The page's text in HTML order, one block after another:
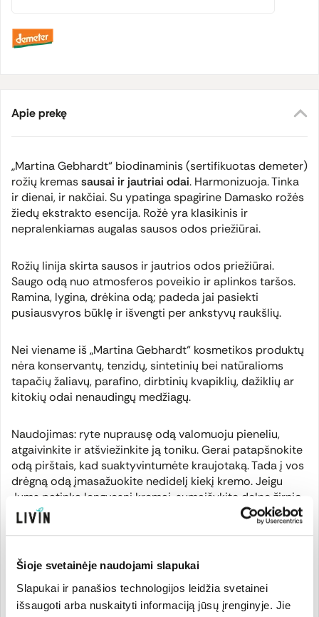
Šioje svetainėje naudojami slapukai
Slapukai ir panašios technologijos leidžia svetainei
išsaugoti arba nuskaityti informaciją jūsų įrenginyje. Jie
Apie prekę
„Martina Gebhardt“ biodinaminis (sertifikuotasdemeter)
rožių kremassausai ir jautriai odai. Harmonizuoja. Tinka
ir dienai, ir nakčiai. Su ypatinga spagirine Damasko rožės
žiedų ekstrakto esencija. Rožė yra klasikinis ir
nepralenkiamas augalas sausos odos priežiūrai.
Rožių linija skirta sausos ir jautrios odos priežiūrai.
Saugo odą nuo atmosferos poveikio ir aplinkos taršos.
Ramina, lygina, drėkina odą; padeda jai pasiekti
pusiausvyros būklę ir išvengti per ankstyvų raukšlių.
Nei viename iš „Martina Gebhardt“ kosmetikos produktų
nėra konservantų, tenzidų, sintetinių bei natūralioms
tapačių žaliavų, parafino, dirbtinių kvapiklių, dažiklių ar
kitokių odai nenaudingų medžiagų.
Naudojimas: ryte nuprausę odą valomuoju pieneliu,
atgaivinkite ir atšviežinkite ją toniku. Gerai patapšnokite
odą pirštais, kad suaktyvintumėte kraujotaką. Tada į vos
drėgną odą įmasažuokite nedidelį kiekį kremo. Jeigu
Jums patinka lengvesni kremai, sumaišykite delne žirnio
dydžio šio kremo kiekį su lašu lengvesnio „Martina
Gebhardt“ kremo ir naudokite šį mišinį. Vakare Jums
per naktį odai valytis ir atgauti natūralų balansą.
Opalinio stiklo indelyje su užsukamu dangteliu. Opalinis
stiklas padeda išlaikyti produktus ilgiau šviežius, nes